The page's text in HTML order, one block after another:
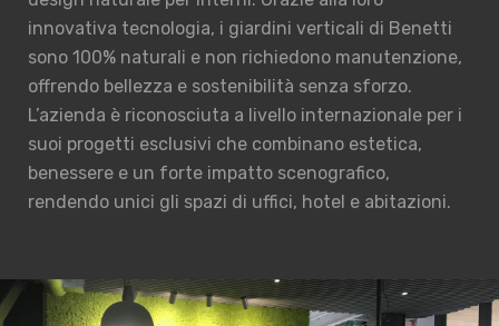
innovativa tecnologia, i giardini verticali di Benetti
sono 100% naturali e non richiedono manutenzione,
offrendo bellezza e sostenibilità senza sforzo.
L’azienda è riconosciuta a livello internazionale per i
suoi progetti esclusivi che combinano estetica,
benessere e un forte impatto scenografico,
rendendo unici gli spazi di uffici, hotel e abitazioni.